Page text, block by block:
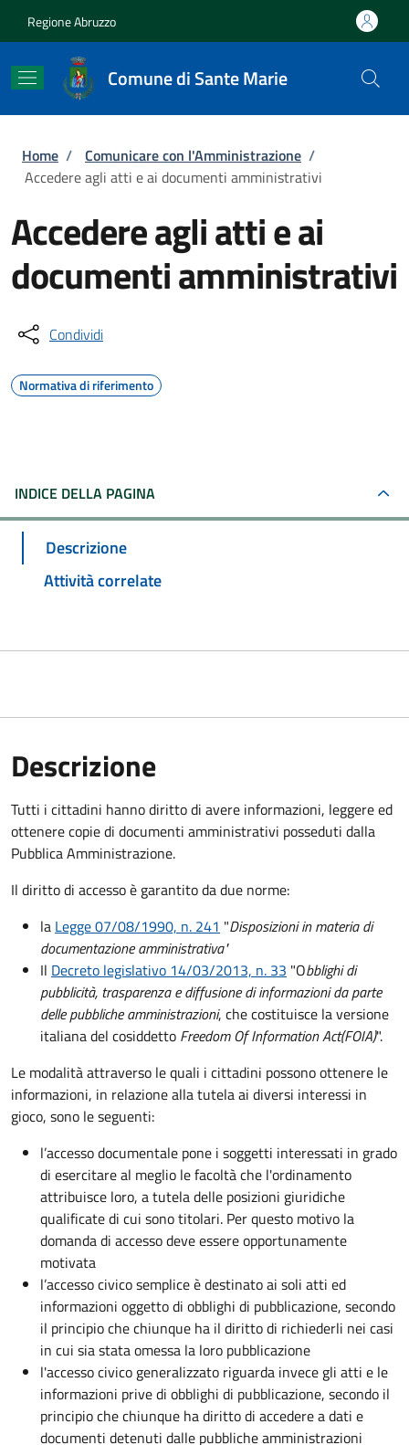
Regione Abruzzo
Comune di Sante Marie
Briciole di pane
Home / Comunicare con l'Amministrazione /
Accedere agli atti e ai documenti amministrativi
Accedere agli atti e ai
documenti amministrativi
Condividi
Normativa di riferimento
INDICE DELLA PAGINA
Descrizione
Attività correlate
Descrizione
Tutti i cittadini hanno diritto di avere informazioni, leggere ed
ottenere copie di documenti amministrativi posseduti dalla
Pubblica Amministrazione.
Il diritto di accesso è garantito da due norme:
la Legge 07/08/1990, n. 241 "Disposizioni in materia di
documentazione amministrativa"
Il Decreto legislativo 14/03/2013, n. 33 "Obblighi di
pubblicità, trasparenza e diffusione di informazioni da parte
delle pubbliche amministrazioni, che costituisce la versione
italiana del cosiddetto Freedom Of Information Act(FOIA)".
Le modalità attraverso le quali i cittadini possono ottenere le
informazioni, in relazione alla tutela ai diversi interessi in
gioco, sono le seguenti:
l’accesso documentale pone i soggetti interessati in grado
di esercitare al meglio le facoltà che l'ordinamento
attribuisce loro, a tutela delle posizioni giuridiche
qualificate di cui sono titolari. Per questo motivo la
domanda di accesso deve essere opportunamente
motivata
l’accesso civico semplice è destinato ai soli atti ed
informazioni oggetto di obblighi di pubblicazione, secondo
il principio che chiunque ha il diritto di richiederli nei casi
in cui sia stata omessa la loro pubblicazione
l'accesso civico generalizzato riguarda invece gli atti e le
informazioni prive di obblighi di pubblicazione, secondo il
principio che chiunque ha diritto di accedere a dati e
documenti detenuti dalle pubbliche amministrazioni